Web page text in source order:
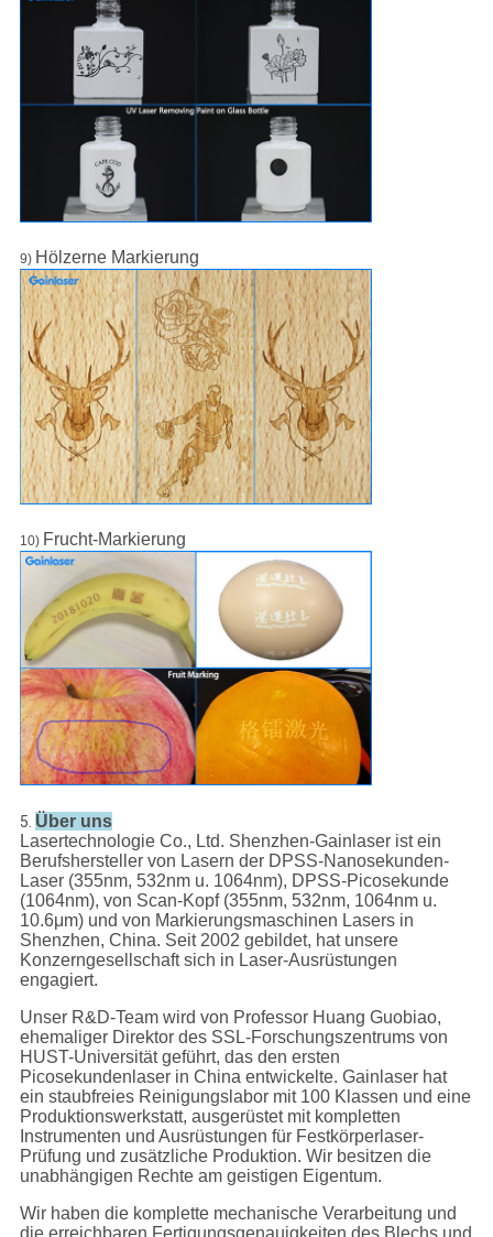
9) Hölzerne Markierung
10) Frucht-Markierung
5. Über uns
Lasertechnologie Co., Ltd. Shenzhen-Gainlaser ist ein
Berufshersteller von Lasern der DPSS-Nanosekunden-
Laser (355nm, 532nm u. 1064nm), DPSS-Picosekunde
(1064nm), von Scan-Kopf (355nm, 532nm, 1064nm u.
10.6μm) und von Markierungsmaschinen Lasers in
Shenzhen, China. Seit 2002 gebildet, hat unsere
Konzerngesellschaft sich in Laser-Ausrüstungen
engagiert.
Unser R&D-Team wird von Professor Huang Guobiao,
ehemaliger Direktor des SSL-Forschungszentrums von
HUST-Universität geführt, das den ersten
Picosekundenlaser in China entwickelte. Gainlaser hat
ein staubfreies Reinigungslabor mit 100 Klassen und eine
Produktionswerkstatt, ausgerüstet mit kompletten
Instrumenten und Ausrüstungen für Festkörperlaser-
Prüfung und zusätzliche Produktion. Wir besitzen die
unabhängigen Rechte am geistigen Eigentum.
Wir haben die komplette mechanische Verarbeitung und